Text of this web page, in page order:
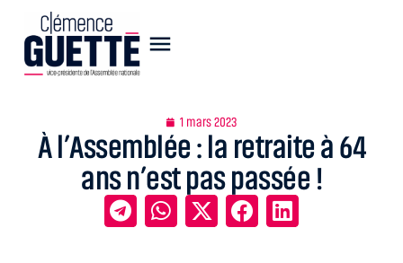
1 mars 2023
À l’Assemblée : la retraite à 64
ans n’est pas passée !